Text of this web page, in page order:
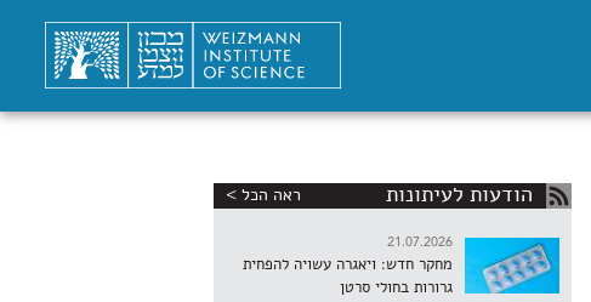
הודעות לעיתונות ראה הכל >
21.07.2026
מחקר חדש: ויאגרה עשויה להפחית
גרורות בחולי סרטן